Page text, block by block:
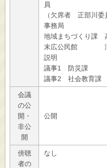
員
（欠席者 正部川委
事務局
地域まちづくり課
末広公民館 澤
説明
議事1 防災課 竹
議事2 社会教育課
会議
の公
開・
非公
開
公開
傍聴
者の
なし